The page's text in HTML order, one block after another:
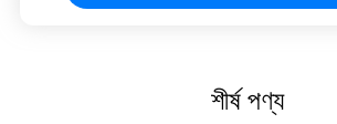
শীর্ষ পণ্য